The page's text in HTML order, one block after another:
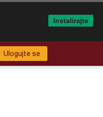
Ulogujte se
Instalirajte